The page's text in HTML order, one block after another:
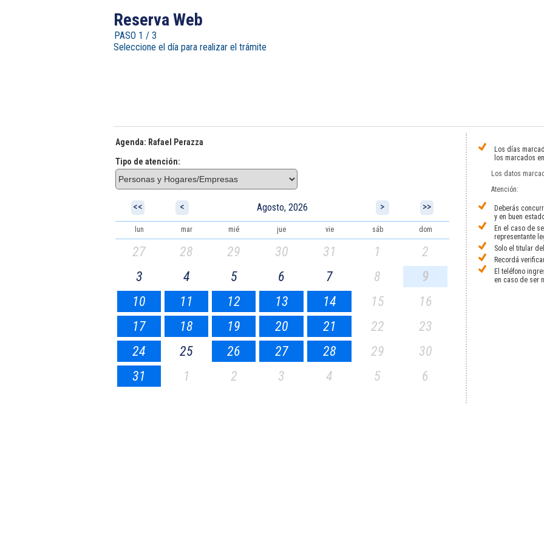
Reserva Web
PASO 1 / 3
Seleccione el día para realizar el trámite
Agenda: Rafael Perazza
Tipo de atención:
<< < Agosto, 2026 > >>
lun mar mié jue vie sáb dom
27 28 29 30 31 1
2
3
4 5 6 7 8
9
10
11 12 13 14 15
16
17
18 19 20 21 22
23
24
25 26 27 28 29
30
31
1 2 3 4 5 6
Los días
los marcados
Los datos
Atención:
Deberás
y en buen
En el caso de
representante
Solo el titular
Recordá
El teléfono
en caso de ser